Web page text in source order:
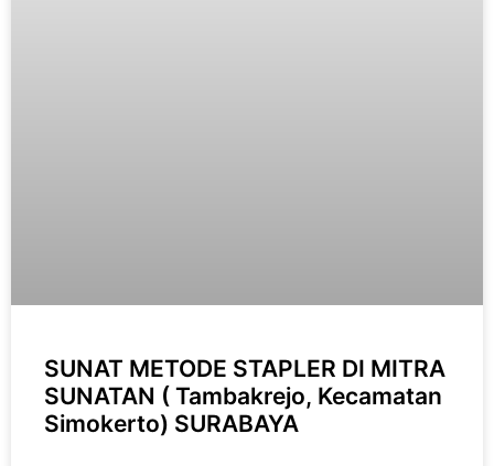
SUNAT METODE STAPLER DI MITRA
SUNATAN ( Tambakrejo, Kecamatan
Simokerto) SURABAYA